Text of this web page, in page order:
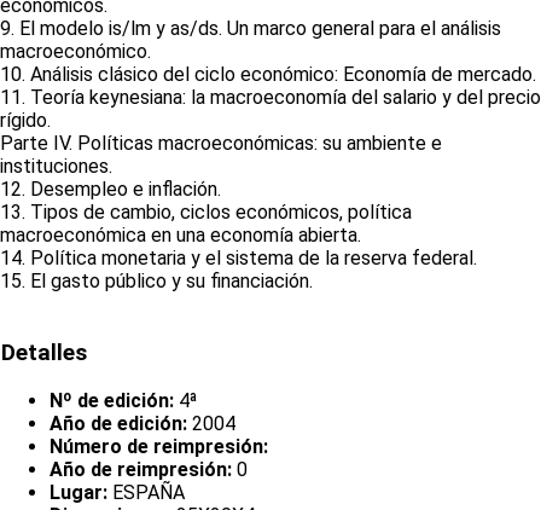
económicos.
9. El modelo is/lm y as/ds. Un marco general para el análisis
macroeconómico.
10. Análisis clásico del ciclo económico: Economía de mercado.
11. Teoría keynesiana: la macroeconomía del salario y del precio
rígido.
Parte IV. Políticas macroeconómicas: su ambiente e
instituciones.
12. Desempleo e inflación.
13. Tipos de cambio, ciclos económicos, política
macroeconómica en una economía abierta.
14. Política monetaria y el sistema de la reserva federal.
15. El gasto público y su financiación.
Detalles
Nº de edición: 4ª
Año de edición: 2004
Número de reimpresión:
Año de reimpresión: 0
Lugar: ESPAÑA